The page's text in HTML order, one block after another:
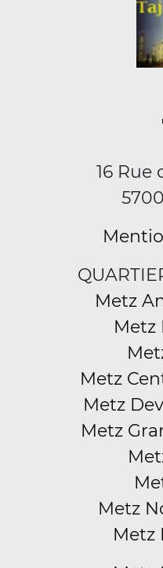
16 Rue
Metz
Metz
Metz
Metz
Metz
Metz
Metz